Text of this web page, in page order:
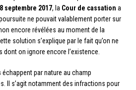
septembre 2017, la Cour de cassation a
ne pouvait valablement porter sur
encore révélées au moment de la
solution s’explique par le fait qu’on ne
dont on ignore encore l’existence.
échappent par nature au champ
Il s’agit notamment des infractions pour